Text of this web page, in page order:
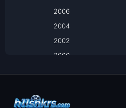
2006
2004
2002
2000
1994